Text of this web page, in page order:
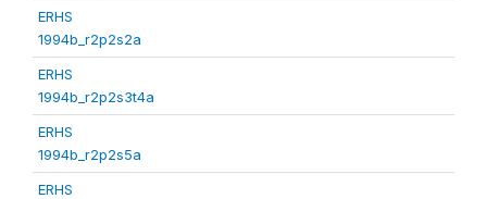
ERHS
1994b_r2p2s2a
ERHS
1994b_r2p2s3t4a
ERHS
1994b_r2p2s5a
ERHS